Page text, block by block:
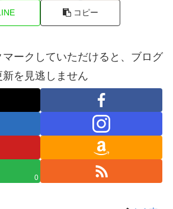
コピー
ークしていただけると、ブログ
新を見逃しません
0